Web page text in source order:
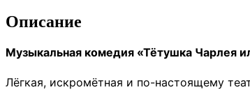
Описание
Музыкальная комедия «Тётушка Чарлея
Лёгкая, искромётная и по-настоящему